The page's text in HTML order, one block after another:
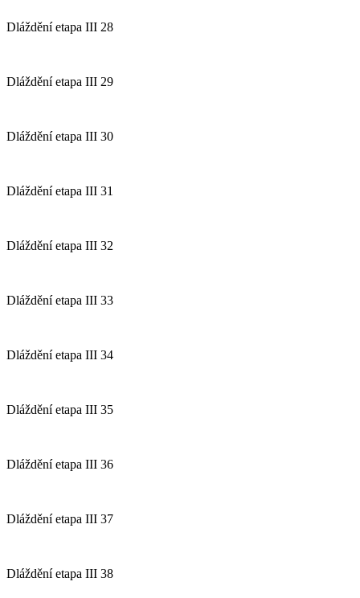
Dláždění etapa III 28
Dláždění etapa III 29
Dláždění etapa III 30
Dláždění etapa III 31
Dláždění etapa III 32
Dláždění etapa III 33
Dláždění etapa III 34
Dláždění etapa III 35
Dláždění etapa III 36
Dláždění etapa III 37
Dláždění etapa III 38